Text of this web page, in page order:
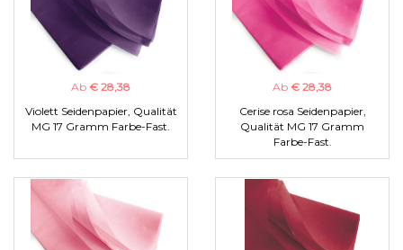
Ab € 28,38
Violett Seidenpapier, Qualität
MG 17 Gramm Farbe-Fast.
Ab € 28,38
Cerise rosa Seidenpapier,
Qualität MG 17 Gramm
Farbe-Fast.